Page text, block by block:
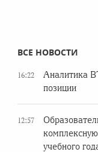
ВСЕ НОВОСТИ
16:22
Аналитика
позиции
12:57
учебного